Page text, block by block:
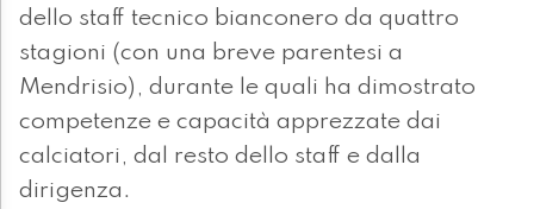
dello staff tecnico bianconero da quattro
stagioni (con una breve parentesi a
Mendrisio), durante le quali ha dimostrato
competenze e capacità apprezzate dai
calciatori, dal resto dello staff e dalla
dirigenza.